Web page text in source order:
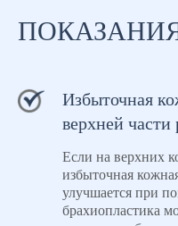
Избыточная
верхней части
Если на верхних
избыточная
улучшается при
брахиопластика